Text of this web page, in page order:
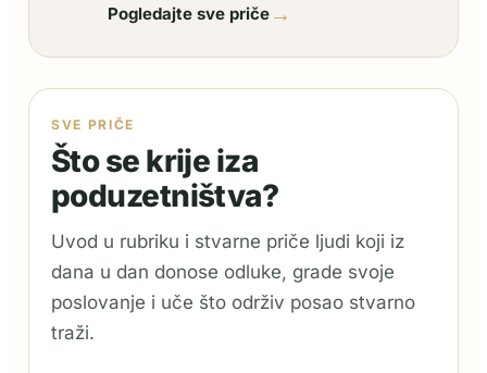
Pogledajte sve priče →
SVE PRIČE
Što se krije iza
poduzetništva?
Uvod u rubriku i stvarne priče ljudi koji iz
dana u dan donose odluke, grade svoje
poslovanje i uče što održiv posao stvarno
traži.